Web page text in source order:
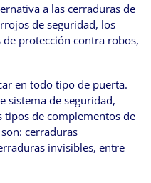
a las cerraduras de
de seguridad, los
protección contra robos,
en todo tipo de puerta.
sistema de seguridad,
de complementos de
cerraduras
invisibles, entre